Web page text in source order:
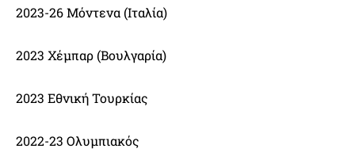
2023-26 Μόντενα (Ιταλία)
2023 Χέμπαρ (Βουλγαρία)
2023 Εθνική Τουρκίας
2022-23 Ολυμπιακός